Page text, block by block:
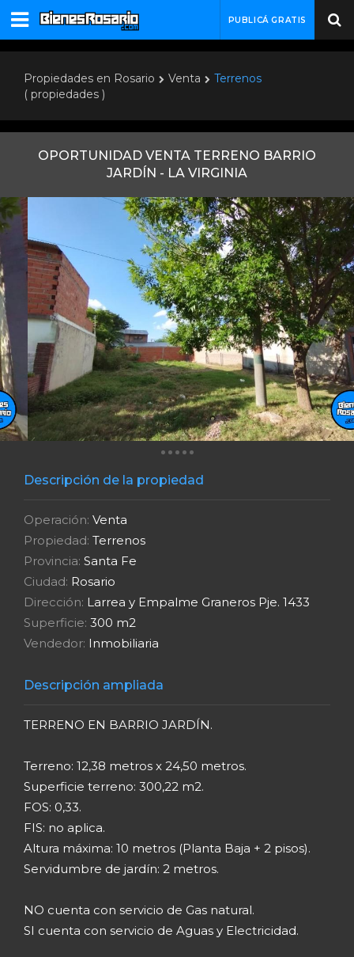
PUBLICÁ GRATIS
Propiedades en Rosario Venta
Terrenos
( propiedades )
OPORTUNIDAD VENTA TERRENO BARRIO
JARDÍN - LA VIRGINIA
Descripción de la propiedad
Operación: Venta
Propiedad: Terrenos
Provincia: Santa Fe
Ciudad: Rosario
Dirección: Larrea y Empalme Graneros Pje. 1433
Superficie: 300 m2
Vendedor: Inmobiliaria
Descripción ampliada
TERRENO EN BARRIO JARDÍN.
Terreno: 12,38 metros x 24,50 metros.
Superficie terreno: 300,22 m2.
FOS: 0,33.
FIS: no aplica.
Altura máxima: 10 metros (Planta Baja + 2 pisos).
Servidumbre de jardín: 2 metros.
NO cuenta con servicio de Gas natural.
SI cuenta con servicio de Aguas y Electricidad.